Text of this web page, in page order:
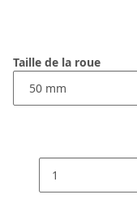
Taille de la roue